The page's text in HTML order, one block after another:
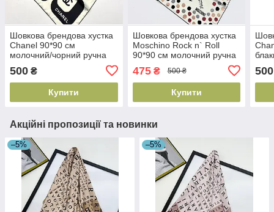
Шовкова брендова хустка
Chanel 90*90 см
молочний/чорний ручна
500 ₴
Купити
Шовкова брендова хустка
Moschino Rock n` Roll
90*90 см молочний ручна
475₴ 500 ₴
Купити
500
Акційні пропозиції та новинки
–5% –5%